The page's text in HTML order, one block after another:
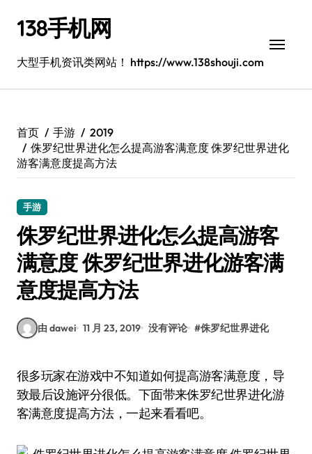
138手机网
大型手机资讯类网站！ https://www.138shouji.com
首页 手游
2019
侏罗纪世界进化怎么提高游客满意度 侏罗纪世界进化
游客满意度提高方法
手游
侏罗纪世界进化怎么提高游客
满意度 侏罗纪世界进化游客满
意度提高方法
由 dawei 11 月 23, 2019 没有评论 #侏罗纪世界进化
很多玩家在游戏中不知道如何提高游客满意度，导
致最后设施评分很低。下面带来侏罗纪世界进化游
客满意度提高方法，一起来看看吧。